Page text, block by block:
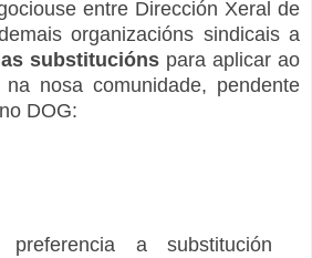
entre Dirección Xeral de
organizacións sindicais a
substitucións para aplicar ao
nosa comunidade, pendente
DOG:
preferencia a substitución